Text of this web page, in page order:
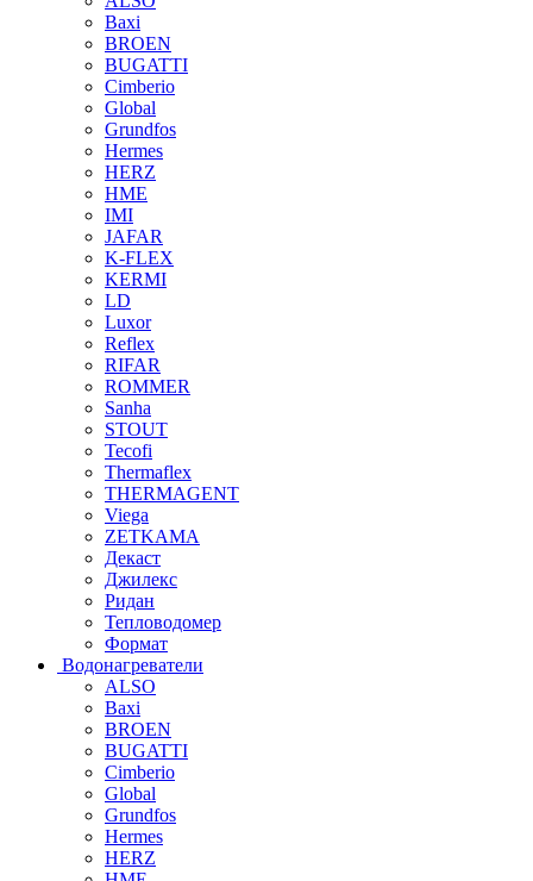
Baxi
BROEN
BUGATTI
Cimberio
Global
Grundfos
Hermes
HERZ
HME
IMI
JAFAR
K-FLEX
KERMI
LD
Luxor
Reflex
RIFAR
ROMMER
Sanha
STOUT
Tecofi
Thermaflex
THERMAGENT
Viega
ZETKAMA
Декаст
Джилекс
Ридан
Тепловодомер
Формат
Водонагреватели
ALSO
Baxi
BROEN
BUGATTI
Cimberio
Global
Grundfos
Hermes
HERZ